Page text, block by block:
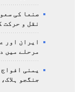
صنعا کی
نقل و حرکت
ایران اور
مرحلے میں
یمنی
جنگجو